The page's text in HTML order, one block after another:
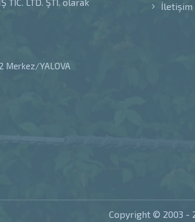
TİC. LTD. ŞTİ. olarak
Merkez/YALOVA
İletişim
Copyright © 2003 -